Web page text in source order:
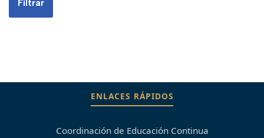
ENLACES RÁPIDOS
Coordinación de Educación Continua